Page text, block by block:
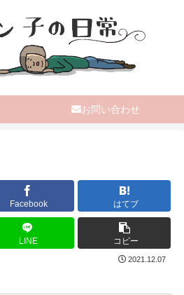
お問い合わせ
Facebook はてブ
LINE コピー
2021.12.07